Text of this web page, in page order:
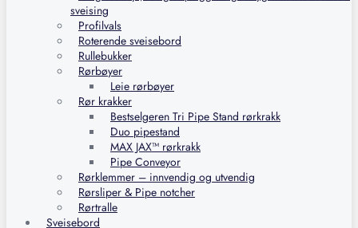
sveising
Profilvals
Roterende sveisebord
Rullebukker
Rørbøyer
Leie rørbøyer
Rør krakker
Bestselgeren Tri Pipe Stand rørkrakk
Duo pipestand
MAX JAX™ rørkrakk
Pipe Conveyor
Rørklemmer – innvendig og utvendig
Rørsliper & Pipe notcher
Rørtralle
Sveisebord